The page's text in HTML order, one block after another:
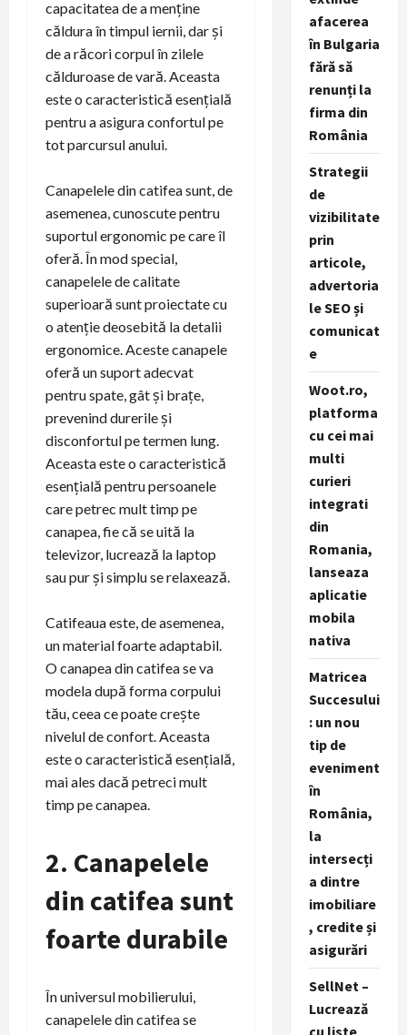
capacitatea de a menține
căldura în timpul iernii, dar și
de a răcori corpul în zilele
călduroase de vară. Aceasta
este o caracteristică esențială
pentru a asigura confortul pe
tot parcursul anului.
Canapelele din catifea sunt, de
asemenea, cunoscute pentru
suportul ergonomic pe care îl
oferă. În mod special,
canapelele de calitate
superioară sunt proiectate cu
o atenție deosebită la detalii
ergonomice. Aceste canapele
oferă un suport adecvat
pentru spate, gât și brațe,
prevenind durerile și
disconfortul pe termen lung.
Aceasta este o caracteristică
esențială pentru persoanele
care petrec mult timp pe
canapea, fie că se uită la
televizor, lucrează la laptop
sau pur și simplu se relaxează.
Catifeaua este, de asemenea,
un material foarte adaptabil.
O canapea din catifea se va
modela după forma corpului
tău, ceea ce poate crește
nivelul de confort. Aceasta
este o caracteristică esențială,
mai ales dacă petreci mult
timp pe canapea.
2. Canapelele
din catifea sunt
foarte durabile
În universul mobilierului,
canapelele din catifea se
afacerea
în Bulgaria
fără să
renunți la
firma din
România
Strategii
de
vizibilitate
prin
articole,
advertoria
le SEO și
comunicat
e
Woot.ro,
platforma
cu cei mai
multi
curieri
integrati
din
Romania,
lanseaza
aplicatie
mobila
nativa
Matricea
Succesului
: un nou
tip de
eveniment
în
România,
la
intersecți
a dintre
imobiliare
, credite și
asigurări
SellNet –
Lucrează
cu liste